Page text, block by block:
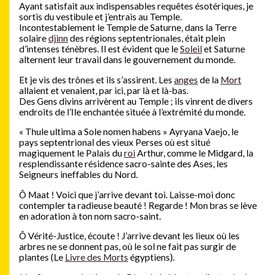
Ayant satisfait aux indispensables requêtes ésotériques, je
sortis du vestibule et j’entrais au Temple.
Incontestablement le Temple de Saturne, dans la Terre
solairedjinndes régions septentrionales, était plein
d’intenses ténèbres. Il est évident que leSoleilet Saturne
alternent leur travail dans le gouvernement du monde.
Et je vis des trônes et ils s’assirent. Les anges de la Mort
allaient et venaient, par ici, par là et là-bas.
Des Gens divins arrivèrent au Temple ; ils vinrent de divers
endroits de l’Ile enchantée située à l’extrémité du monde.
« Thule ultima a Sole nomen habens » Ayryana Vaejo, le
pays septentrional des vieux Perses où est situé
magiquement le Palais duroiArthur, comme le Midgard, la
resplendissante résidence sacro-sainte des Ases, les
Seigneurs ineffables du Nord.
Ô Maat ! Voici que j’arrive devant toi. Laisse-moi donc
contempler ta radieuse beauté ! Regarde ! Mon bras se lève
en adoration à ton nom sacro-saint.
Ô Vérité-Justice, écoute ! J’arrive devant les lieux où les
arbres ne se donnent pas, où le sol ne fait pas surgir de
plantes (Le Livre des Morts égyptiens).